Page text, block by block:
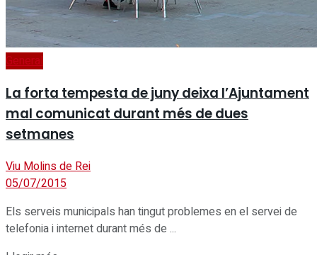
General
La forta tempesta de juny deixa l’Ajuntament
mal comunicat durant més de dues
setmanes
Viu Molins de Rei
05/07/2015
Els serveis municipals han tingut problemes en el servei de
telefonia i internet durant més de ...